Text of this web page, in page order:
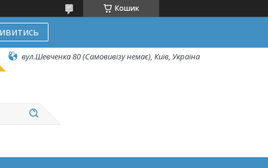
Кошик
вул.Шевченка 80 (Самовивізу немає), Київ, Україна